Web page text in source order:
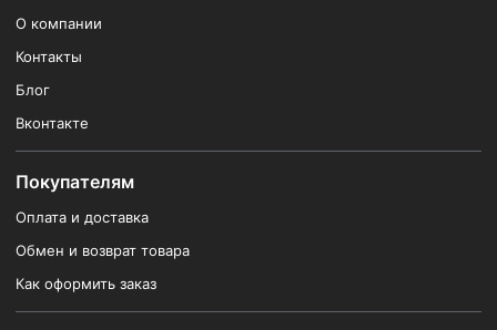
О компании
Контакты
Блог
Вконтакте
Покупателям
Оплата и доставка
Обмен и возврат товара
Как оформить заказ